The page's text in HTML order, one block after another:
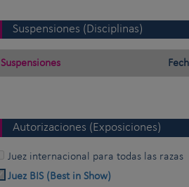
Suspensiones (Disciplinas)
Suspensiones
Autorizaciones (Exposiciones)
Juez internacional para todas las razas
Juez BIS (Best in Show)